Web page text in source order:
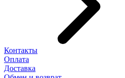
Контакты
Оплата
Доставка